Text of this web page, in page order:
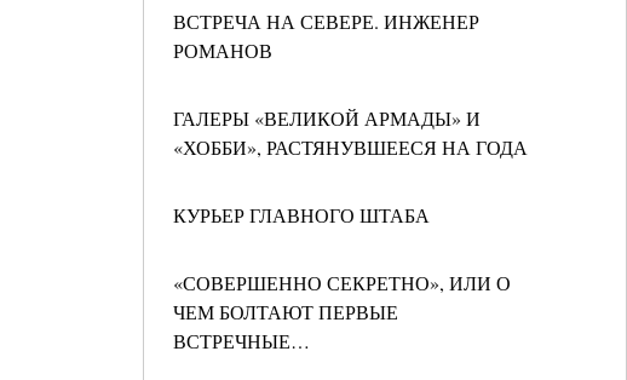
ВСТРЕЧА НА СЕВЕРЕ. ИНЖЕНЕР
РОМАНОВ
ГАЛЕРЫ «ВЕЛИКОЙ АРМАДЫ» И
«ХОББИ», РАСТЯНУВШЕЕСЯ НА ГОДА
КУРЬЕР ГЛАВНОГО ШТАБА
«СОВЕРШЕННО СЕКРЕТНО», ИЛИ О
ЧЕМ БОЛТАЮТ ПЕРВЫЕ
ВСТРЕЧНЫЕ…